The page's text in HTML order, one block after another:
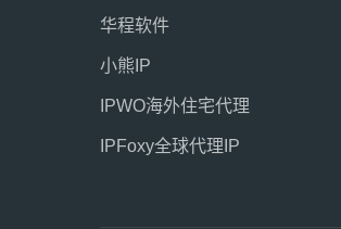
华程软件
小熊IP
IPWO海外住宅代理
IPFoxy全球代理IP